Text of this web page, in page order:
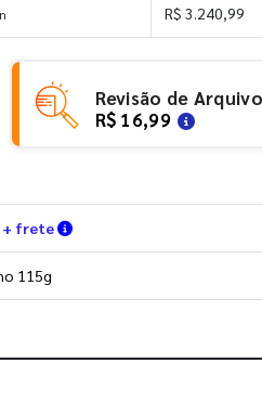
R$ 3.240,99
Revisão de Arquivo
R$ 16,99
+ frete Verifique as condições de
115g
gabaritos